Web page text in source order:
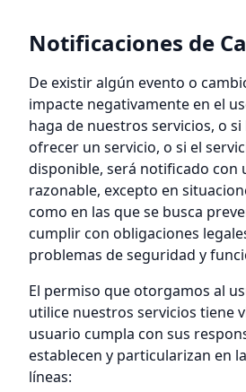
Notificaciones de
De existir algún evento o
impacte negativamente en el
haga de nuestros servicios, o
ofrecer un servicio, o si el
disponible, será notificado con
razonable, excepto en
como en las que se busca
cumplir con obligaciones
problemas de seguridad y
El permiso que otorgamos al
utilice nuestros servicios tiene
usuario cumpla con sus
establecen y particularizan en
líneas: